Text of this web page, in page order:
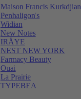
Maison Francis Kurkdjian
Penhaligon's
Widian
New Notes
IRÄYE
NEST NEW YORK
Farmacy Beauty
Ouai
La Prairie
TYPEBEA